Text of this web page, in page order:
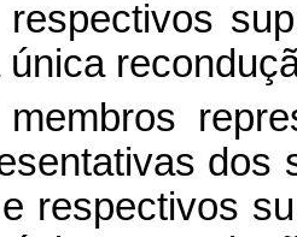
dos
respectivos